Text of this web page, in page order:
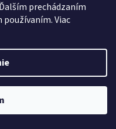
prechádzaním
Viac
| Nakúpte 3 produkty,
práva vyhradené.